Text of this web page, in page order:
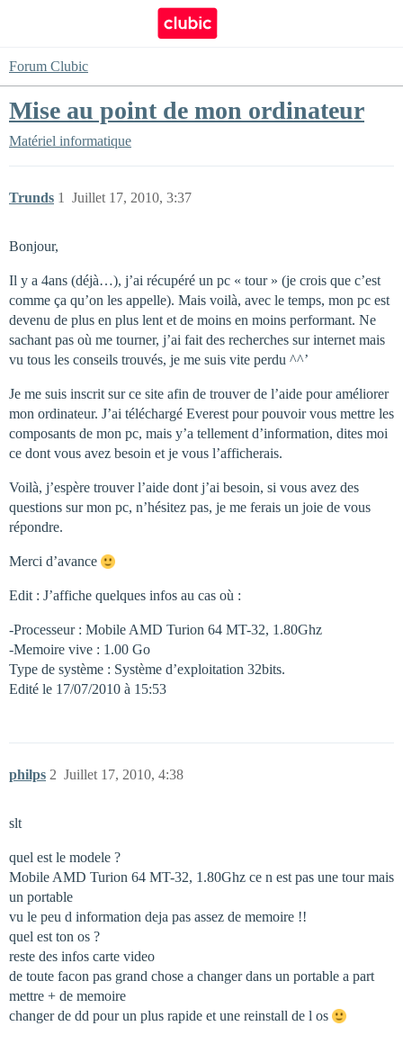
Forum Clubic
Mise au point de mon ordinateur
Matériel informatique
Trunds Juillet 17, 2010, 3:37
1
Bonjour,
Il y a 4ans (déjà…), j’ai récupéré un pc « tour » (je crois que c’est
comme ça qu’on les appelle). Mais voilà, avec le temps, mon pc est
devenu de plus en plus lent et de moins en moins performant. Ne
sachant pas où me tourner, j’ai fait des recherches sur internet mais
vu tous les conseils trouvés, je me suis vite perdu ^^’
Je me suis inscrit sur ce site afin de trouver de l’aide pour améliorer
mon ordinateur. J’ai téléchargé Everest pour pouvoir vous mettre les
composants de mon pc, mais y’a tellement d’information, dites moi
ce dont vous avez besoin et je vous l’afficherais.
Voilà, j’espère trouver l’aide dont j’ai besoin, si vous avez des
questions sur mon pc, n’hésitez pas, je me ferais un joie de vous
répondre.
Merci d’avance
Edit : J’affiche quelques infos au cas où :
-Processeur : Mobile AMD Turion 64 MT-32, 1.80Ghz
-Memoire vive : 1.00 Go
Type de système : Système d’exploitation 32bits.
Edité le 17/07/2010 à 15:53
philps Juillet 17, 2010, 4:38
2
slt
quel est le modele ?
Mobile AMD Turion 64 MT-32, 1.80Ghz ce n est pas une tour mais
un portable
vu le peu d information deja pas assez de memoire !!
quel est ton os ?
reste des infos carte video
de toute facon pas grand chose a changer dans un portable a part
mettre + de memoire
changer de dd pour un plus rapide et une reinstall de l os